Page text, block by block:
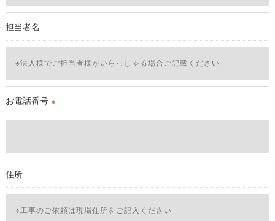
外部に委託する場合があります。
これらの委託先に対しては個人情報保護契約等の措置をとり、
適切な監督を行います。
＜個人情報の安全管理＞
当社では、個人情報の漏洩等がなされないよう、適切に安全管
理対策を実施します。
をご提供できない場合がございますので予めご了承ください。
＜個人情報の開示･訂正・削除･利用停止の手続について＞
続を定めさせて頂いております。
担当者名
お電話番号 ※
住所